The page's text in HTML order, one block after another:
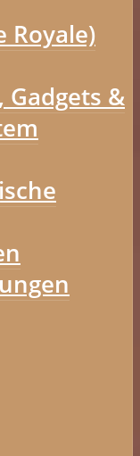
Royale)
Gadgets &